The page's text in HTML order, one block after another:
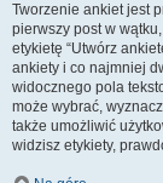
Tworzenie ankiet jest
pierwszy post w
etykietę “Utwórz
ankiety i co najmniej
widocznego pola
może wybrać,
także umożliwić
widzisz etykiety,